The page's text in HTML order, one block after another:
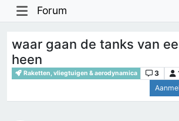
Forum
waar gaan de tanks van
heen
Raketten, vliegtuigen & aerodynamica 3